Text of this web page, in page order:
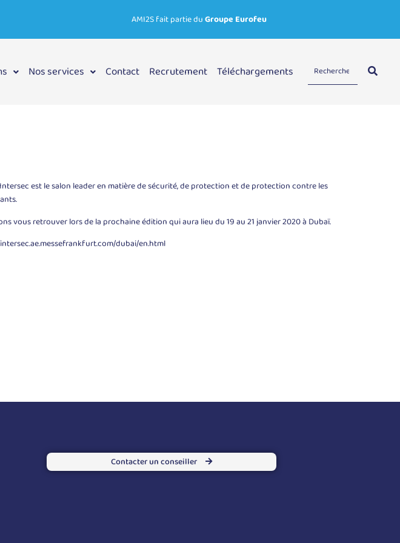
AMI2S fait partie duGroupe Eurofeu
Nos services Contact Recrutement Téléchargements
est le salon leader en matière de sécurité, de protection et de protection contre les
vous retrouver lors de la prochaine édition qui aura lieu du 19 au 21 janvier 2020 à Dubaï.
dubai/en.html
Contacter un conseiller